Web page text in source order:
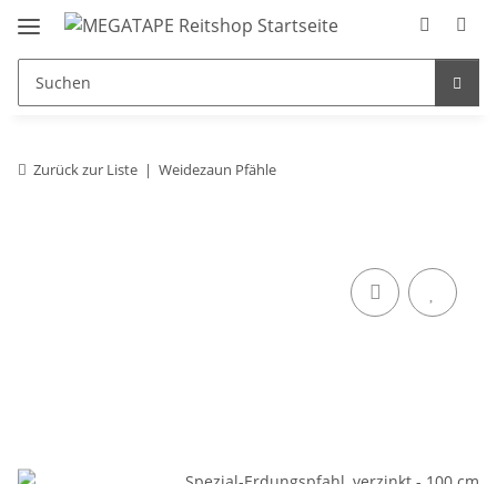
Zurück zur Liste Weidezaun Pfähle